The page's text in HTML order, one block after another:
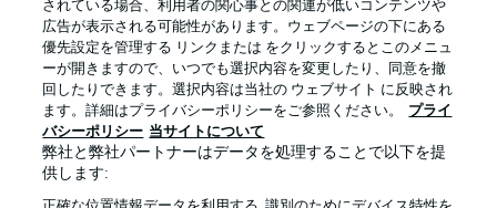
プライバシー・ポリシー 優先設定を管理する
利用条件 放送局
求人 選手
当サイトについて
されている場合、利用者の関心事との関連が低いコンテンツや
広告が表示される可能性があります。ウェブページの下にある
優先設定を管理する リンクまたは をクリックするとこのメニュ
ーが開きますので、いつでも選択内容を変更したり、同意を撤
回したりできます。選択内容は当社の ウェブサイト に反映され
ます。詳細はプライバシーポリシーをご参照ください。
プライ
バシーポリシー 当サイトについて
弊社と弊社パートナーはデータを処理することで以下を提
供します: